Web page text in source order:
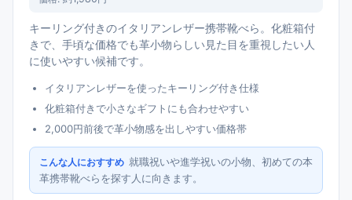
キーリング付きのイタリアンレザー携帯靴べら。化粧箱付
きで、手頃な価格でも革小物らしい見た目を重視したい人
に使いやすい候補です。
イタリアンレザーを使ったキーリング付き仕様
化粧箱付きで小さなギフトにも合わせやすい
2,000円前後で革小物感を出しやすい価格帯
こんな人におすすめ 就職祝いや進学祝いの小物、初めての本
革携帯靴べらを探す人に向きます。